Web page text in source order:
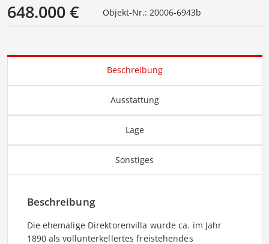
648.000 € Objekt-Nr.: 20006-6943b
Beschreibung
Ausstattung
Lage
Sonstiges
Beschreibung
Die ehemalige Direktorenvilla wurde ca. im Jahr
1890 als vollunterkellertes freistehendes